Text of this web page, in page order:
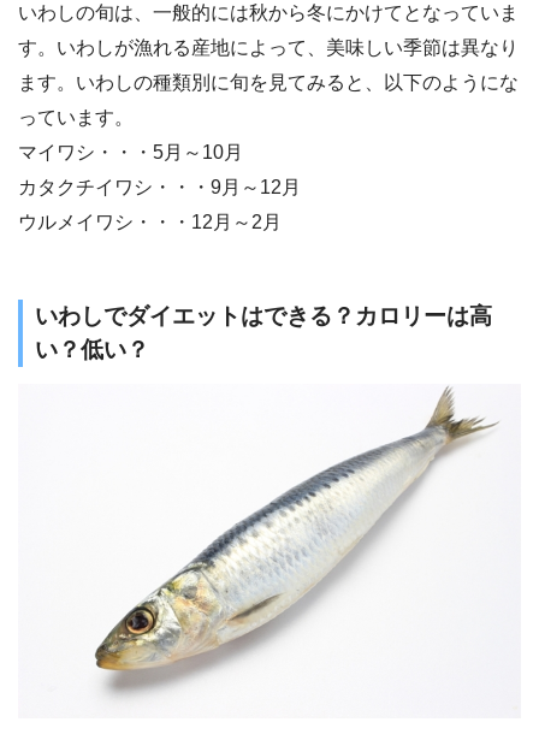
いわしの旬は、一般的には秋から冬にかけてとなっていま
す。いわしが漁れる産地によって、美味しい季節は異なり
ます。いわしの種類別に旬を見てみると、以下のようにな
っています。
マイワシ・・・5月～10月
カタクチイワシ・・・9月～12月
ウルメイワシ・・・12月～2月
いわしでダイエットはできる？カロリーは高
い？低い？